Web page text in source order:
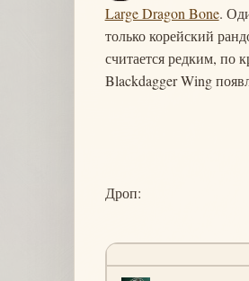
Large Dragon Bone.
только корейский
считается редким, по
Blackdagger Wing
Дроп: